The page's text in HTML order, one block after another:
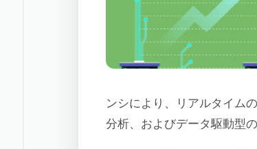
ンシにより、リアルタイム
分析、およびデータ駆動型